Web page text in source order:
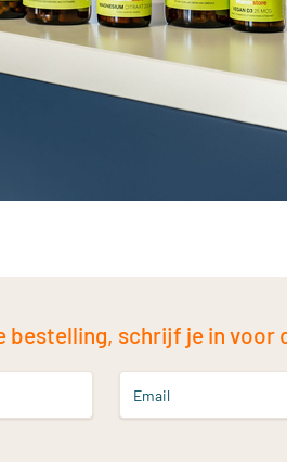
bestelling, schrijf je in voor
Email